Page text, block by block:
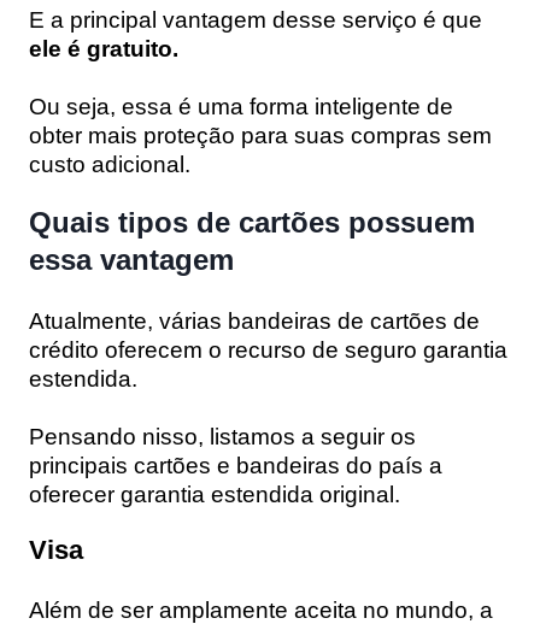
E a principal vantagem desse serviço é que
ele é gratuito.
Ou seja, essa é uma forma inteligente de
obter mais proteção para suas compras sem
custo adicional.
Quais tipos de cartões possuem
essa vantagem
Atualmente, várias bandeiras de cartões de
crédito oferecem o recurso de seguro garantia
estendida.
Pensando nisso, listamos a seguir os
principais cartões e bandeiras do país a
oferecer garantia estendida original.
Visa
Além de ser amplamente aceita no mundo, a